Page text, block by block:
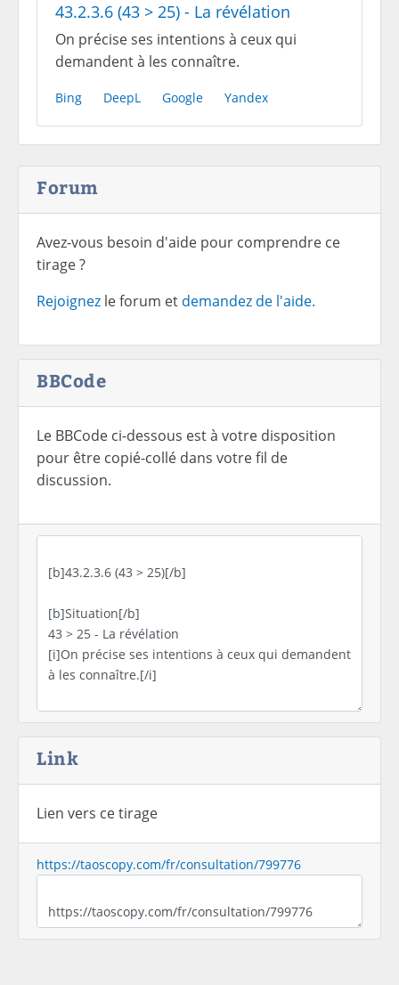
43.2.3.6 (43 > 25) - La révélation
On précise ses intentions à ceux qui
demandent à les connaître.
Bing DeepL Google Yandex
Forum
Avez-vous besoin d'aide pour comprendre ce
tirage ?
Rejoignez le forum et demandez de l'aide.
BBCode
Le BBCode ci-dessous est à votre disposition
pour être copié-collé dans votre fil de
discussion.
Link
Lien vers ce tirage
https://taoscopy.com/fr/consultation/799776